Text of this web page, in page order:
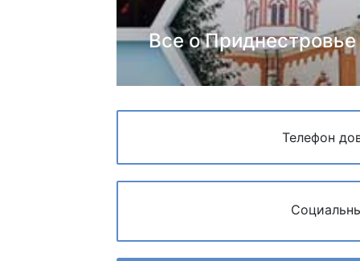
Все о Приднестровье
Телефон